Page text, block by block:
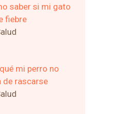
saber si mi gato
fiebre
mi perro no
de rascarse